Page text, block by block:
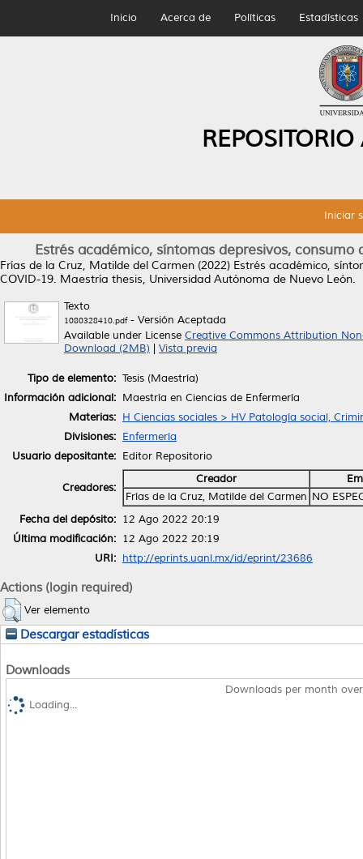
Inicio Acerca de Políticas Estadísticas
Iniciar
Estrés académico, síntomas depresivos,
Frías de la Cruz, Matilde del Carmen (2022) Estrés académico,
COVID-19. Maestría thesis, Universidad Autónoma de Nuevo León.
Texto
1080328410.pdf- Versión Aceptada
Available under License Creative Commons Attribution
Download (2MB)
Vista previa
Tipo de elemento: Tesis (Maestría)
Información adicional: Maestría en Ciencias de Enfermería
Materias: H Ciencias sociales > HV Patología social,
Divisiones: Enfermería
Usuario depositante: Editor Repositorio
Creadores:
Creador
Frías de la Cruz, Matilde del Carmen NO
Fecha del depósito: 12 Ago 2022 20:19
Última modificación: 12 Ago 2022 20:19
URI: http://eprints.uanl.mx/id/eprint/23686
Actions (login required)
Ver elemento
Descargar estadísticas
Downloads
Downloads per month
Loading...